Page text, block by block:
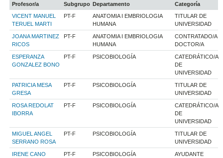
Profesor/a Subgrupo Departamento
Categoría
VICENT MANUEL
TERUEL MARTI
PT-F
ANATOMIA I EMBRIOLOGIA
HUMANA
TITULAR DE
UNIVERSIDAD
JOANA MARTINEZ
RICOS
PT-F
ANATOMIA I EMBRIOLOGIA
HUMANA
CONTRATADO/A
DOCTOR/A
ESPERANZA
GONZALEZ BONO
PT-F PSICOBIOLOGÍA
CATEDRÁTICO/A
DE
UNIVERSIDAD
PATRICIA MESA
GRESA
PT-F PSICOBIOLOGÍA
TITULAR DE
UNIVERSIDAD
ROSA REDOLAT
IBORRA
PT-F PSICOBIOLOGÍA
CATEDRÁTICO/A
DE
UNIVERSIDAD
MIGUEL ANGEL
SERRANO ROSA
PT-F PSICOBIOLOGÍA
TITULAR DE
UNIVERSIDAD
IRENE CANO
PT-F PSICOBIOLOGÍA
AYUDANTE